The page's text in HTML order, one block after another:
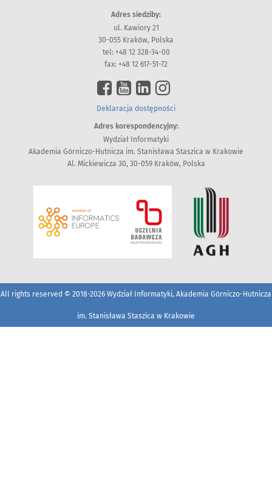
Adres siedziby:
ul. Kawiory 21
30-055 Kraków, Polska
tel: +48 12 328-34-00
fax: +48 12 617-51-72
Deklaracja dostępności
Adres korespondencyjny:
Wydział Informatyki
Akademia Górniczo-Hutnicza im. Stanisława Staszica w Krakowie
Al. Mickiewicza 30, 30-059 Kraków, Polska
All rights reserved © 2018-2026 Wydział Informatyki, Akademia Górniczo-Hutnicza
im. Stanisława Staszica w Krakowie